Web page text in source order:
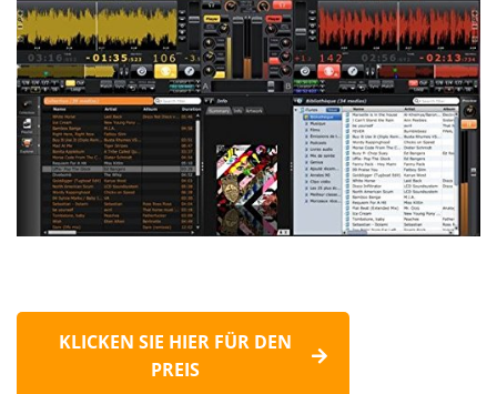
KLICKEN SIE HIER FÜR DEN
PREIS